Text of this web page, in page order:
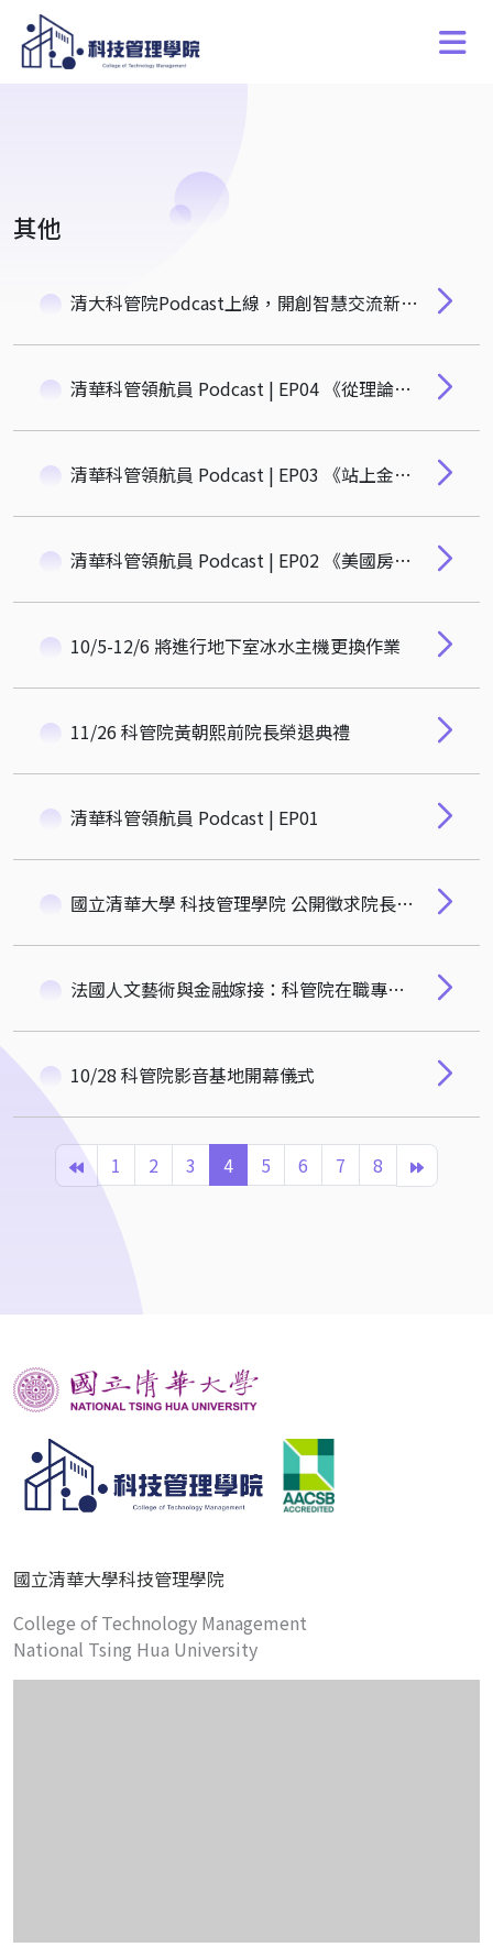
其他
清大科管院Podcast上線，開創智慧交流新平台，節目豐富多元，陸續上架中，歡迎訂閱立即收聽!
清華科管領航員 Podcast | EP04 《從理論到實踐：花敬群談台灣社會住宅的全新格局與創新思維》
清華科管領航員 Podcast | EP03 《站上金融監理第一線：經濟學博士如何為美國聯準會建立風險控管機制》
清華科管領航員 Podcast | EP02 《美國房地美前CEO教戰：政府與私人企業如何攜手穩定房市？》
10/5-12/6 將進行地下室冰水主機更換作業
11/26 科管院黃朝熙前院長榮退典禮
清華科管領航員 Podcast | EP01
國立清華大學 科技管理學院 公開徵求院長候選人啟事
法國人文藝術與金融嫁接：科管院在職專班境外學習課程豐碩成果
10/28 科管院影音基地開幕儀式
1 2 3 4 5 6 7 8
國立清華大學科技管理學院
College of Technology Management
National Tsing Hua University